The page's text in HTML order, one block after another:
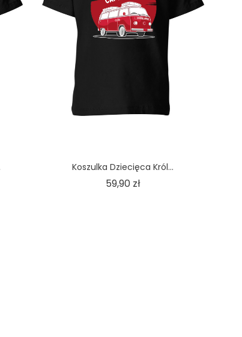
Koszulka Dziecięca Król...
59,90 złCena